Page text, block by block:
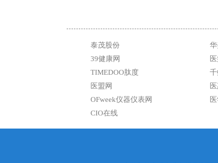
泰茂股份
39健康网
TIMEDOO肽度
医盟网
OFweek仪器仪表网
CIO在线